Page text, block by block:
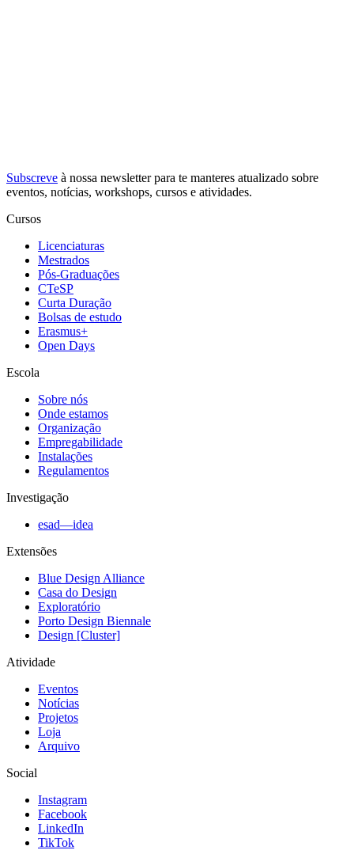
Subscreve à nossa newsletterpara te manteres atualizado sobre
eventos, notícias, workshops, cursos e atividades.
Cursos
Licenciaturas
Mestrados
Pós-Graduações
CTeSP
Curta Duração
Bolsas de estudo
Erasmus+
Open Days
Escola
Sobre nós
Onde estamos
Organização
Empregabilidade
Instalações
Regulamentos
Investigação
esad—idea
Extensões
Blue Design Alliance
Casa do Design
Exploratório
Porto Design Biennale
Design [Cluster]
Atividade
Eventos
Notícias
Projetos
Loja
Arquivo
Social
Instagram
Facebook
LinkedIn
TikTok